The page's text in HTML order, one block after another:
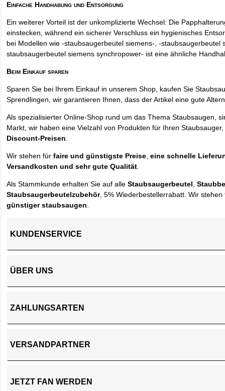
Einfache Handhabung und Entsorgung
Ein weiterer Vorteil ist der unkomplizierte Wechsel: Die
einstecken, während ein sicherer Verschluss ein hygienisches
bei Modellen wie -staubsaugerbeutel siemens-, -staubsaugerbeutel
staubsaugerbeutel siemens synchropower- ist eine ähnliche
Beim Einkauf sparen
Sparen Sie bei Ihrem Einkauf in unserem Shop, kaufen Sie
Sprendlingen, wir garantieren Ihnen, dass der Artikel eine gute
Als spezialisierter Online-Shop rund um das Thema Staubsaugen,
Markt, wir haben eine Vielzahl von Produkten für Ihren
Discount-Preisen.
Wir stehen fürfaire und günstigste Preise,eine schnelle
Versandkosten und sehr gute Qualität.
Als Stammkunde erhalten Sie auf alleStaubsaugerbeutel,
Staubsaugerbeutelzubehör, 5% Wiederbestellerrabatt. Wir
günstiger staubsaugen.
KUNDENSERVICE
ÜBER UNS
ZAHLUNGSARTEN
VERSANDPARTNER
JETZT FAN WERDEN